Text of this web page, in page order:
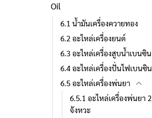
Oil
6.1 น้ำมันเครื่องควายทอง
6.2 อะไหล่เครื่องยนต์
6.3 อะไหล่เครื่องสูบน้ำเบนซิน
6.4 อะไหล่เครื่องปั่นไฟเบนซิน
6.5 อะไหล่เครื่องพ่นยา
6.5.1 อะไหล่เครื่องพ่นยา 2
จังหวะ